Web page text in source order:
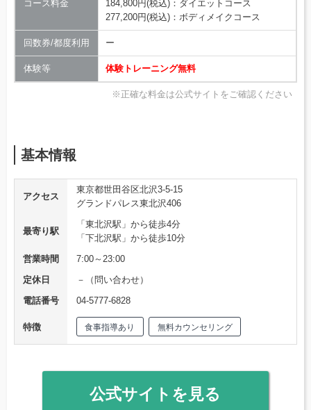
コース料金
184,800円(税込)：ダイエットコース
277,200円(税込)：ボディメイクコース
回数券/都度利用 ー
体験等 体験トレーニング無料
※正確な料金は公式サイトをご確認ください
基本情報
アクセス
東京都世田谷区北沢3-5-15
グランドパレス東北沢406
最寄り駅
「東北沢駅」から徒歩4分
「下北沢駅」から徒歩10分
営業時間
7:00～23:00
定休日
－（問い合わせ）
電話番号
04-5777-6828
特徴 食事指導あり 無料カウンセリング
公式サイトを見る